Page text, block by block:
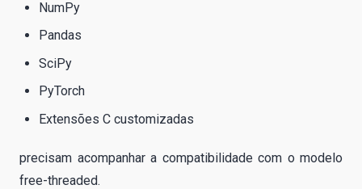
NumPy
Pandas
SciPy
PyTorch
Extensões C customizadas
precisam acompanhar a compatibilidade com o modelo
free-threaded.